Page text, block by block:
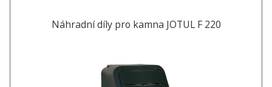
Náhradní díly pro kamna JOTUL F 220